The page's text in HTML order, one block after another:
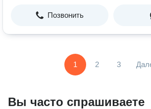
Позвонить
1 2 3
Вы часто спрашиваете